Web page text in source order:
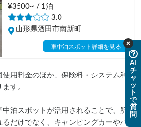
CONTAINER HOTEL CAMPS
¥3500~ / 1泊
3.0
山形県酒田市南新町
車中泊スポット詳細を見る
用料金のほか、保険料・システム利
す。
泊スポットが活用されることで、所
だけでなく、キャンピングカーやバ
AI
チ
ャ
ッ
ト
で
質
問